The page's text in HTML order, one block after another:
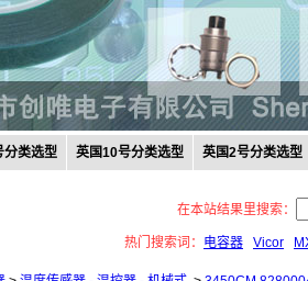
分类选型 英国10号分类选型 英国2号分类选型
在本站结果里搜索：
热门搜索词： 电容器 Vicor